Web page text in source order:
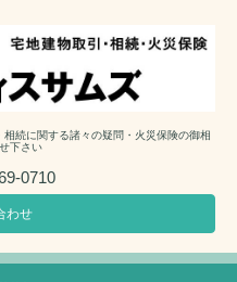
続に関する諸々の疑問・火災保険の御相
下さい
0710
わせ